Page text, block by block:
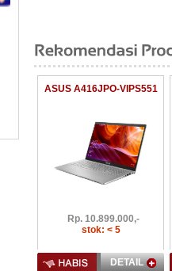
ASUS A416JPO-VIPS551
Rp. 10.899.000,-
stok: < 5
DETAIL
Iphone Bakal Pakai Layar Android
Apple memberitahu suplier-supliernya